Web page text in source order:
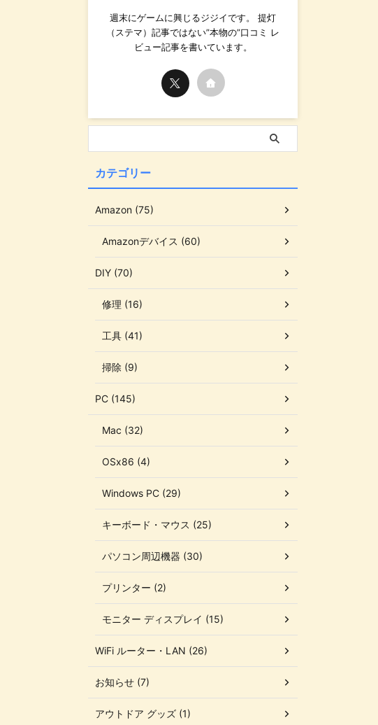
週末にゲームに興じるジジイです。 提灯
（ステマ）記事ではない”本物の”口コミ レ
ビュー記事を書いています。
カテゴリー
Amazon (75)
Amazonデバイス (60)
DIY (70)
修理 (16)
工具 (41)
掃除 (9)
PC (145)
Mac (32)
OSx86 (4)
Windows PC (29)
キーボード・マウス (25)
パソコン周辺機器 (30)
プリンター (2)
モニター ディスプレイ (15)
WiFi ルーター・LAN (26)
お知らせ (7)
アウトドア グッズ (1)